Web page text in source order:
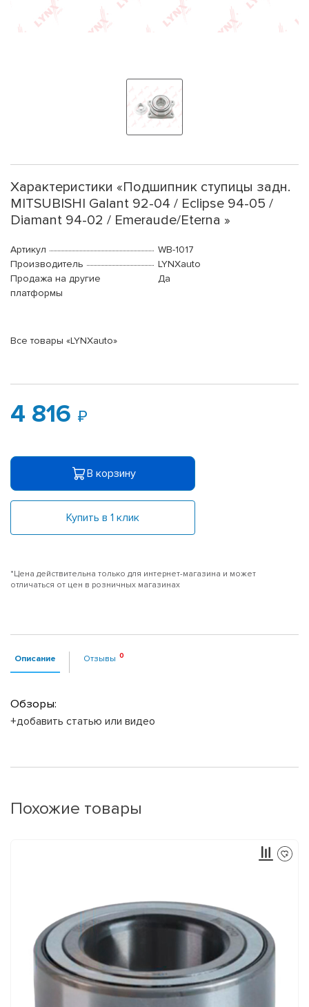
Характеристики «Подшипник ступицы задн.
MITSUBISHI Galant 92-04 / Eclipse 94-05 /
Diamant 94-02 / Emeraude/Eterna »
Артикул
WB-1017
Производитель
LYNXauto
Продажа на другие
платформы
Да
Все товары «LYNXauto»
4 816
В корзину
Купить в 1 клик
*Цена действительна только для интернет-магазина и может
отличаться от цен в розничных магазинах
Описание Отзывы
Обзоры:
+добавить статью или видео
Похожие товары